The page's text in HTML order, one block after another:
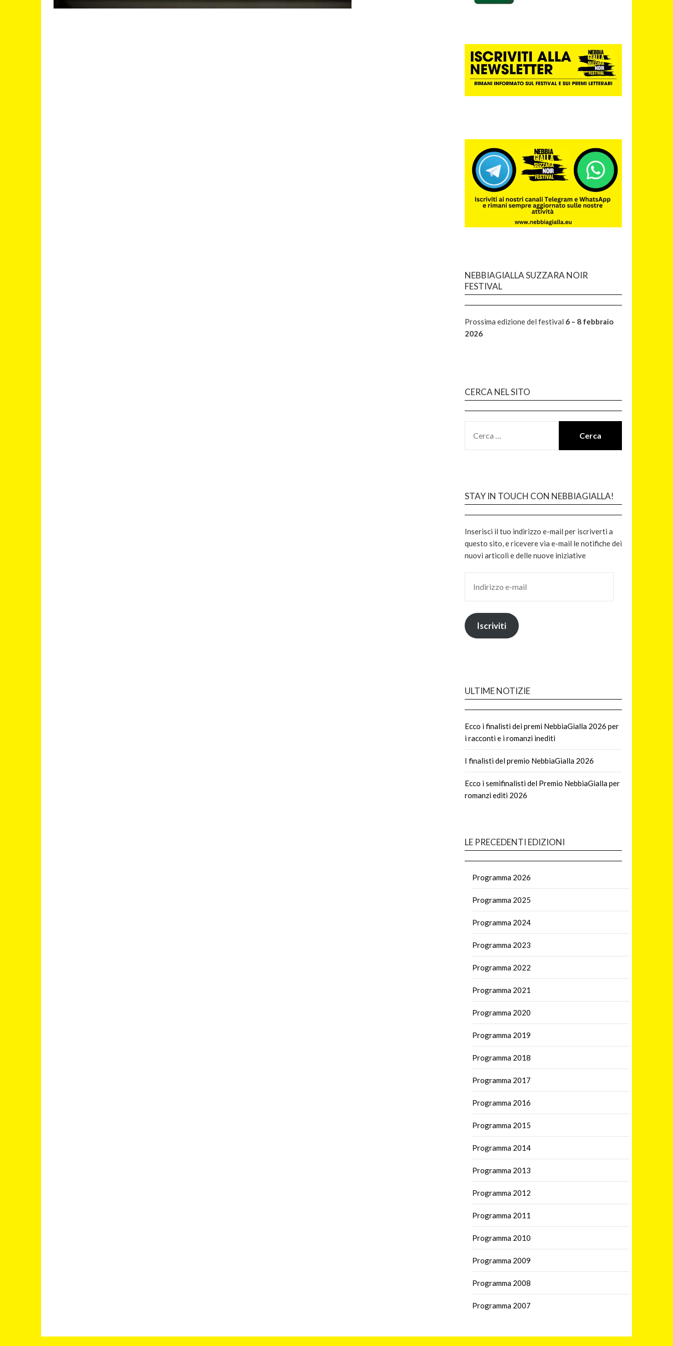
NEBBIAGIALLA SUZZARA NOIR
FESTIVAL
Prossima edizione del festival 6 – 8 febbraio
2026
CERCA NEL SITO
STAY IN TOUCH CON NEBBIAGIALLA!
Inserisci il tuo indirizzo e-mail per iscriverti a
questo sito, e ricevere via e-mail le notifiche dei
nuovi articoli e delle nuove iniziative
Iscriviti
ULTIME NOTIZIE
Ecco i finalisti dei premi NebbiaGialla 2026 per
i racconti e i romanzi inediti
I finalisti del premio NebbiaGialla 2026
Ecco i semifinalisti del Premio NebbiaGialla per
romanzi editi 2026
LE PRECEDENTI EDIZIONI
Programma 2026
Programma 2025
Programma 2024
Programma 2023
Programma 2022
Programma 2021
Programma 2020
Programma 2019
Programma 2018
Programma 2017
Programma 2016
Programma 2015
Programma 2014
Programma 2013
Programma 2012
Programma 2011
Programma 2010
Programma 2009
Programma 2008
Programma 2007